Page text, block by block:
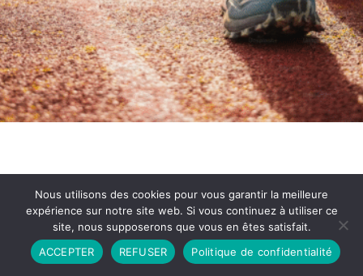
Partenariat Contact
Politique de Confidentialité
CGU
Copyright © 2026 - Propulsé par DIEUDUDIABLE
Nous utilisons des cookies pour vous garantir la meilleure
expérience sur notre site web. Si vous continuez à utiliser ce
site, nous supposerons que vous en êtes satisfait.
ACCEPTER
REFUSER Politique de confidentialité